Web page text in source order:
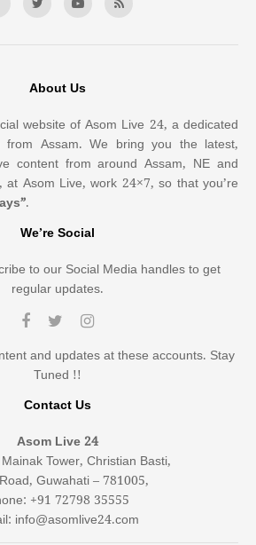
About Us
website of Asom Live 24, a dedicated
from Assam. We bring you the latest,
content from around Assam, NE and
Asom Live, work 24×7, so that you’re
.
We’re Social
to our Social Media handles to get
regular updates.
and updates at these accounts. Stay
Tuned !!
Contact Us
Asom Live 24
Tower, Christian Basti,
Guwahati – 781005,
+91 72798 35555
info@asomlive24.com